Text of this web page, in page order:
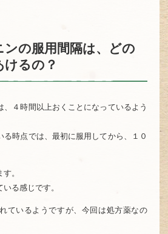
ンの服用間隔は、どの
けるの？
、４時間以上おくことになっているよう
る時点では、最初に服用してから、１０
。
る感じです。
ているようですが、今回は処方薬なの